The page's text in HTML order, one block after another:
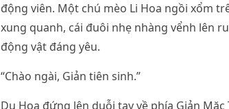
động viên. Một chú mèo Li Hoa ngồi xổm
xung quanh, cái đuôi nhẹ nhàng vểnh lên
động vật đáng yêu.
“Chào ngài, Giản tiên sinh.”
Du Họa đứng lên duỗi tay về phía Giản Mặc